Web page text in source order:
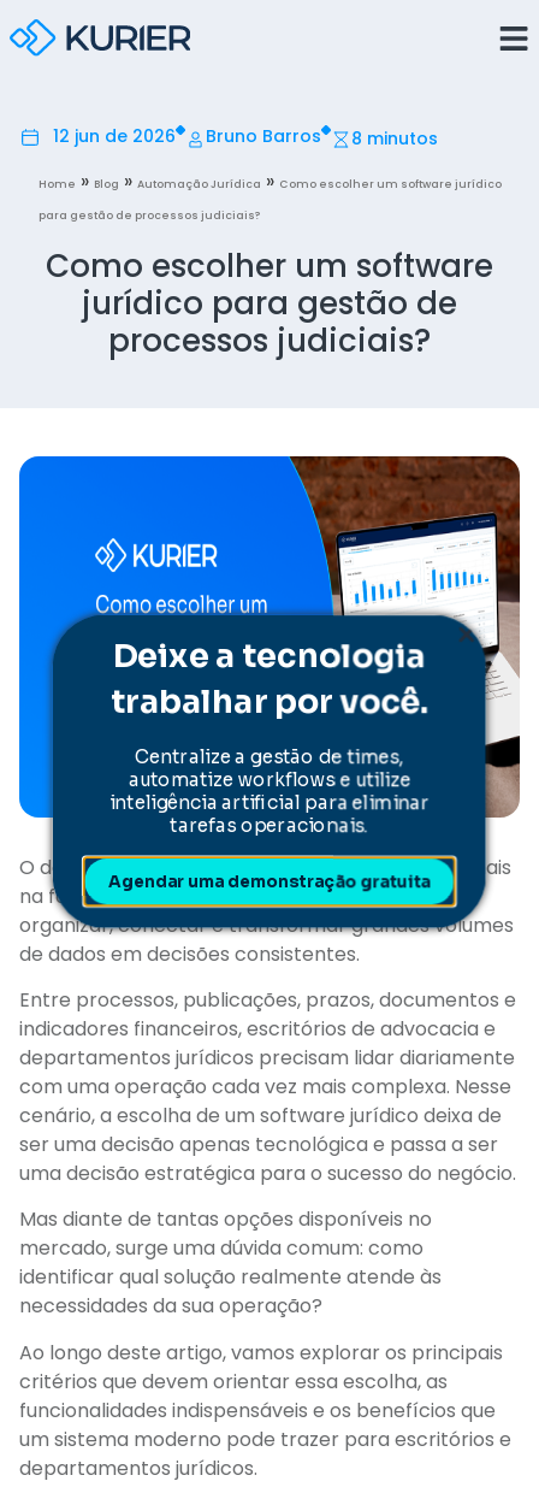
Deixe a tecnologia
trabalhar por você.
Centralize a gestão de times,
automatize workflows e utilize
inteligência artificial para eliminar
tarefas operacionais.
Agendar uma demonstração gratuita
12 jun de 2026 Bruno Barros 8 minutos
Home » Blog » Automação Jurídica » Como escolher um software jurídico
para gestão de processos judiciais?
Como escolher um software
jurídico para gestão de
processos judiciais?
O desafio da gestão jurídica moderna não está mais
na falta de informação, mas na capacidade de
organizar, conectar e transformar grandes volumes
de dados em decisões consistentes.
Entre processos, publicações, prazos, documentos e
indicadores financeiros, escritórios de advocacia e
departamentos jurídicos precisam lidar diariamente
com uma operação cada vez mais complexa. Nesse
cenário, a escolha de um software jurídico deixa de
ser uma decisão apenas tecnológica e passa a ser
uma decisão estratégica para o sucesso do negócio.
Mas diante de tantas opções disponíveis no
mercado, surge uma dúvida comum: como
identificar qual solução realmente atende às
necessidades da sua operação?
Ao longo deste artigo, vamos explorar os principais
critérios que devem orientar essa escolha, as
funcionalidades indispensáveis e os benefícios que
um sistema moderno pode trazer para escritórios e
departamentos jurídicos.